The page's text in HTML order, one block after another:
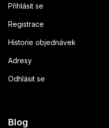
Přihlásit se
Registrace
Historie objednávek
Adresy
Odhlásit se
Blog